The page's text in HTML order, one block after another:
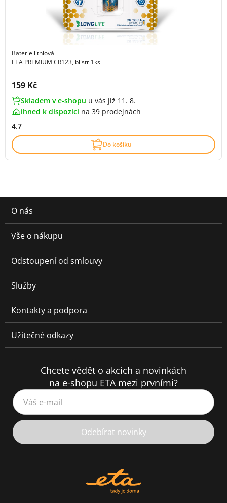
Baterie lithiová
ETA PREMIUM CR123, blistr 1ks
Cena s DPH:
159 Kč
Skladem v e-shopu u vás již 11. 8.
ihned k dispozici na 39 prodejnách
4.7
Do košíku
O nás
Vše o nákupu
Odstoupení od smlouvy
Služby
Kontakty a podpora
Užitečné odkazy
Chcete vědět o akcích a novinkách
na e-shopu ETA mezi prvními?
Váš e-mail
Odebírat novinky